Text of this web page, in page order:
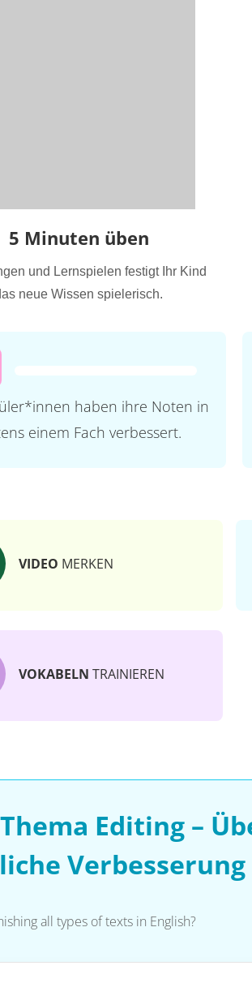
5 Minuten üben
und Lernspielen festigt Ihr Kind
neue Wissen spielerisch.
haben ihre Noten in
einem Fach verbessert.
VIDEO MERKEN
VOKABELN TRAINIEREN
Editing –
Verbesserung
all types of texts in English?